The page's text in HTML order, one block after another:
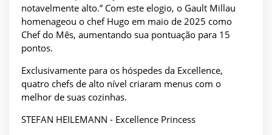
notavelmente alto.” Com este elogio, o Gault Millau
homenageou o chef Hugo em maio de 2025 como
Chef do Mês, aumentando sua pontuação para 15
pontos.
Exclusivamente para os hóspedes da Excellence,
quatro chefs de alto nível criaram menus com o
melhor de suas cozinhas.
STEFAN HEILEMANN - Excellence Princess